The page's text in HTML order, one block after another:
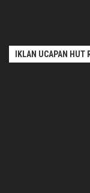
IKLAN UCAPAN